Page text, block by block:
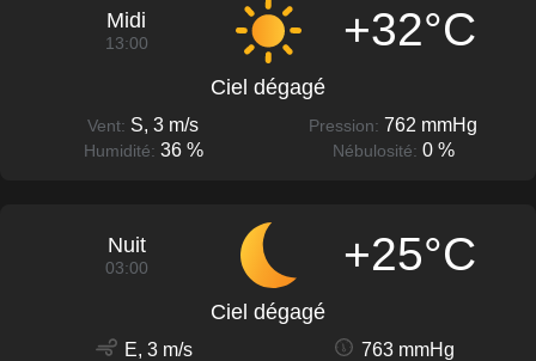
Midi
13:00 +32°C
Ciel dégagé
Vent: S, 3 m/s Pression: 762 mmHg
Humidité: 36 % Nébulosité: 0 %
Nuit
03:00 +25°C
Ciel dégagé
E, 3 m/s
763 mmHg